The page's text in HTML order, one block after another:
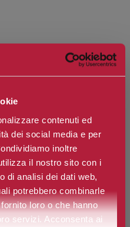
contenuti ed
dei social media e per
inoltre
il nostro sito con i
di analisi dei dati web,
potrebbero combinarle
loro o che hanno
servizi. Acconsenta ai
Si
*